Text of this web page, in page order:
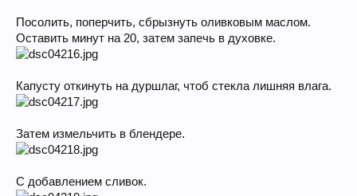
Посолить, поперчить, сбрызнуть оливковым маслом.
Оставить минут на 20, затем запечь в духовке.
Капусту откинуть на дуршлаг, чтоб стекла лишняя влага.
Затем измельчить в блендере.
С добавлением сливок.